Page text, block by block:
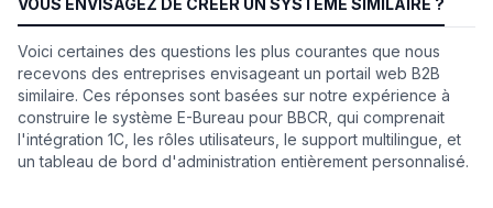
VOUS ENVISAGEZ DE CRÉER UN SYSTÈME SIMILAIRE ?
Voici certaines des questions les plus courantes que nous
recevons des entreprises envisageant un portail web B2B
similaire. Ces réponses sont basées sur notre expérience à
construire le système E-Bureau pour BBCR, qui comprenait
l'intégration 1C, les rôles utilisateurs, le support multilingue, et
un tableau de bord d'administration entièrement personnalisé.